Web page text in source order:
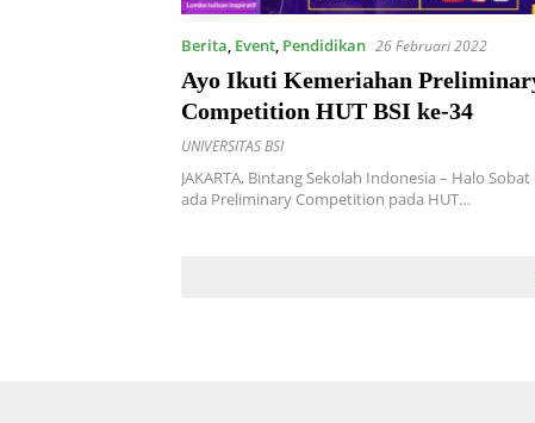
Berita, Event, Pendidikan 26 Februari 2022
Ayo Ikuti Kemeriahan
Competition HUT BSI ke-34
UNIVERSITAS BSI
JAKARTA, Bintang Sekolah Indonesia – Halo
ada Preliminary Competition pada HUT…